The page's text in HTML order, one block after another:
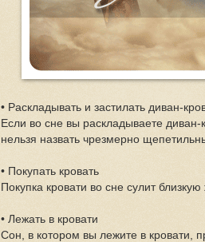
• Раскладывать и застилать диван-
Если во сне вы раскладываете диван-
нельзя назвать чрезмерно
• Покупать кровать
Покупка кровати во сне сулит
• Лежать в кровати
Сон, в котором вы лежите в кровати,